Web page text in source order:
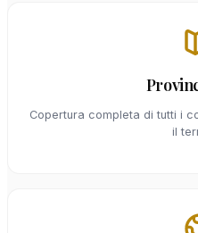
Copertura completa di tutti i
il